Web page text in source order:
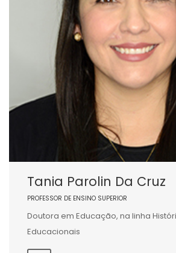
Tania Parolin Da Cruz
PROFESSOR DE ENSINO SUPERIOR
Doutora em Educação, na linha
Educacionais